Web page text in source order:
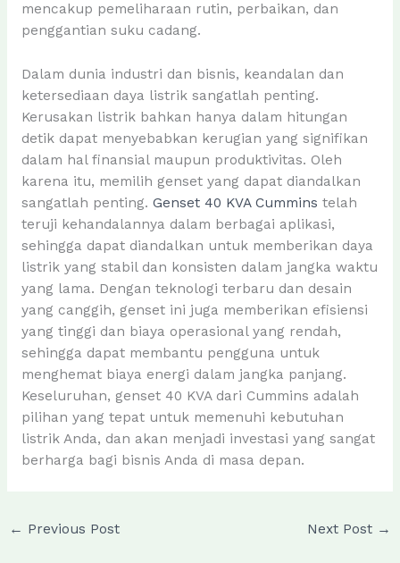
mencakup pemeliharaan rutin, perbaikan, dan
penggantian suku cadang.
Dalam dunia industri dan bisnis, keandalan dan
ketersediaan daya listrik sangatlah penting.
Kerusakan listrik bahkan hanya dalam hitungan
detik dapat menyebabkan kerugian yang signifikan
dalam hal finansial maupun produktivitas. Oleh
karena itu, memilih genset yang dapat diandalkan
sangatlah penting. Genset 40 KVA Cummins telah
teruji kehandalannya dalam berbagai aplikasi,
sehingga dapat diandalkan untuk memberikan daya
listrik yang stabil dan konsisten dalam jangka waktu
yang lama. Dengan teknologi terbaru dan desain
yang canggih, genset ini juga memberikan efisiensi
yang tinggi dan biaya operasional yang rendah,
sehingga dapat membantu pengguna untuk
menghemat biaya energi dalam jangka panjang.
Keseluruhan, genset 40 KVA dari Cummins adalah
pilihan yang tepat untuk memenuhi kebutuhan
listrik Anda, dan akan menjadi investasi yang sangat
berharga bagi bisnis Anda di masa depan.
← Previous Post Next Post →